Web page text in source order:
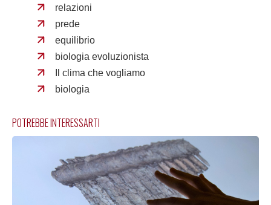
relazioni
prede
equilibrio
biologia evoluzionista
Il clima che vogliamo
biologia
POTREBBE INTERESSARTI